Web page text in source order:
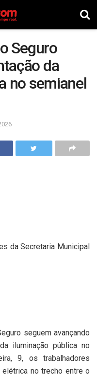
Seguro
da
no semianel
da Secretaria Municipal
seguem avançando
iluminação pública no
9, os trabalhadores
no trecho entre o